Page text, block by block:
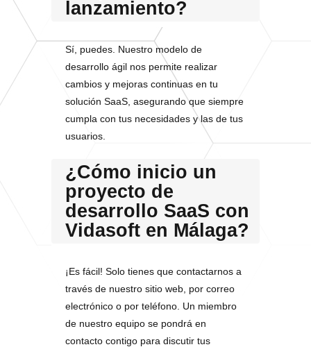
lanzamiento?
Sí, puedes. Nuestro modelo de
desarrollo ágil nos permite realizar
cambios y mejoras continuas en tu
solución SaaS, asegurando que siempre
cumpla con tus necesidades y las de tus
usuarios.
¿Cómo inicio un
proyecto de
desarrollo SaaS con
Vidasoft en Málaga?
¡Es fácil! Solo tienes que contactarnos a
través de nuestro sitio web, por correo
electrónico o por teléfono. Un miembro
de nuestro equipo se pondrá en
contacto contigo para discutir tus